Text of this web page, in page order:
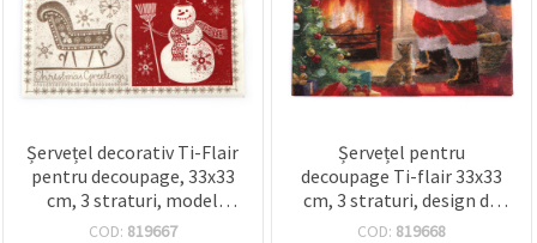
Șervețel decorativ Ti-Flair
pentru decoupage, 33x33
cm, 3 straturi, model
Urări de Crăciun, roșu-
COD: 819667
Șervețel pentru
decoupage Ti-flair 33x33
cm, 3 straturi, design de
Crăciun „Moș Crăciun
COD: 819668